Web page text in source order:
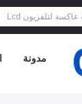
مدونة